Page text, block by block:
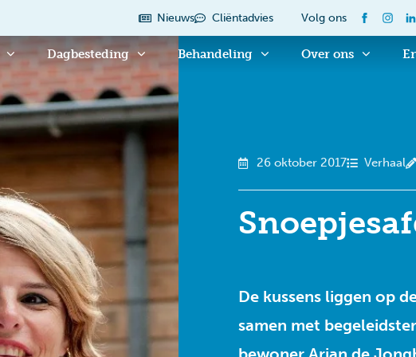
Nieuws Cliëntadvies Volg ons
Dagbesteding Behandeling Over ons
26 oktober 2017 Verhaal
De kussens liggen op
samen met